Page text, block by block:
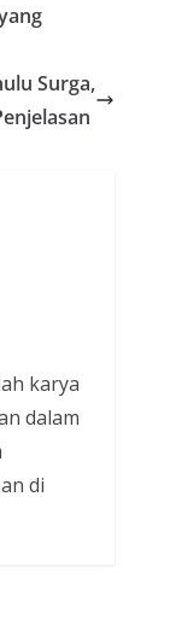
Surga,
karya
dalam
di